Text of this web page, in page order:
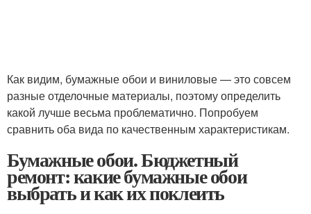
Как видим, бумажные обои и виниловые — это совсем
разные отделочные материалы, поэтому определить
какой лучше весьма проблематично. Попробуем
сравнить оба вида по качественным характеристикам.
Бумажные обои. Бюджетный
ремонт: какие бумажные обои
выбрать и как их поклеить